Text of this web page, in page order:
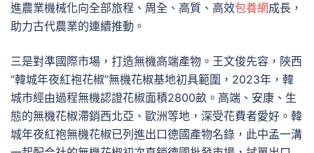
進農業機械化向全部旅程、周全、高質、高效包養網成長，
助力古代農業的連續推動。
三是對準國際市場，打造無機高端產物。王文俊先容，陜西
“韓城年夜紅袍花椒”無機花椒基地初具範圍，2023年，韓
城市經由過程無機認證花椒面積2800畝。高端、安康、生
態的無機花椒滯銷西北亞、歐洲等地，深受花費者愛好。韓
城年夜紅袍無機花椒已列進出口德國產物名錄，此中孟一溝